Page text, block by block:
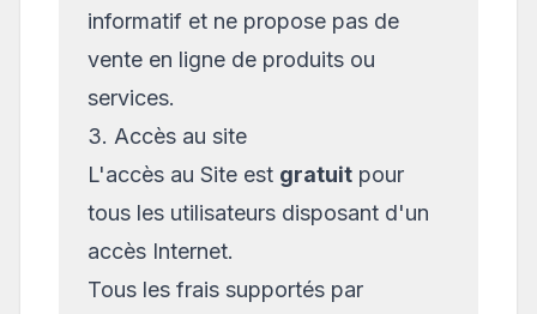
informatif et ne propose pas de
vente en ligne de produits ou
services.
3. Accès au site
L'accès au Site est gratuit pour
tous les utilisateurs disposant d'un
accès Internet.
Tous les frais supportés par